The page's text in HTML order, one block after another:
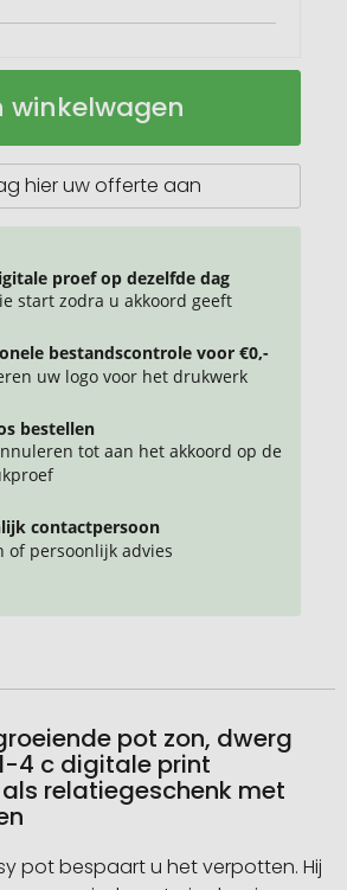
winkelwagen
hier uw offerte aan
proef op dezelfde dag
start zodra u akkoord geeft
bestandscontrole voor €0,-
uw logo voor het drukwerk
bestellen
tot aan het akkoord op de
contactpersoon
of persoonlijk advies
pot zon, dwerg
4 c digitale print
relatiegeschenk met
pot bespaart u het verpotten. Hij